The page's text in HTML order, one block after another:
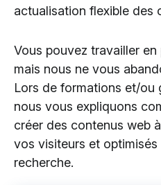
actualisation flexible des
Vous pouvez travailler
mais nous ne vous
Lors de formations et/ou
nous vous expliquons
créer des contenus web
vos visiteurs et
recherche.